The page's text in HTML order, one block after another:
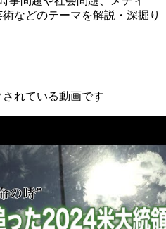
などのテーマを解説・深掘り
れている動画です